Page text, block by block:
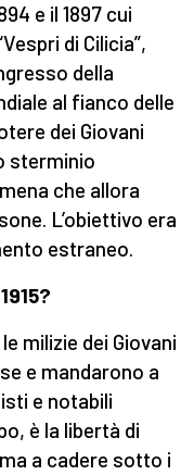
e il 1897 cui
di Cilicia”,
della
al fianco delle
dei Giovani
sterminio
che allora
L’obiettivo era
estraneo.
milizie dei Giovani
e mandarono a
e notabili
è la libertà di
a cadere sotto i